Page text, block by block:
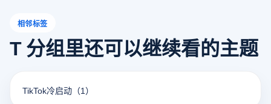
相邻标签
T 分组里还可以继续看的主题
TikTok冷启动 （1）